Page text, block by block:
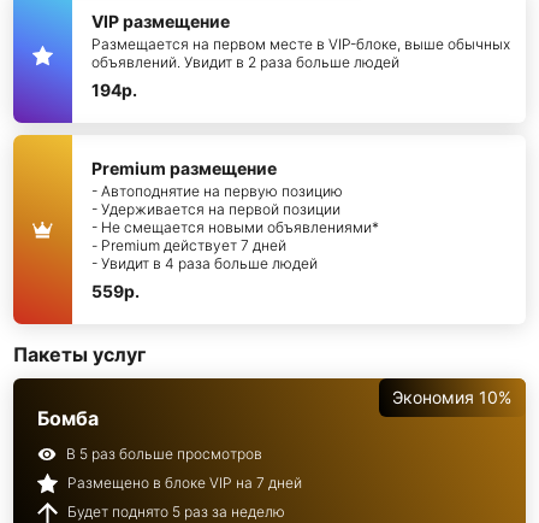
VIP размещение
Размещается на первом месте в VIP-блоке, выше обычных
объявлений. Увидит в 2 раза больше людей
194р.
Premium размещение
- Автоподнятие на первую позицию
- Удерживается на первой позиции
- Не смещается новыми объявлениями*
- Premium действует 7 дней
- Увидит в 4 раза больше людей
559р.
Пакеты услуг
Экономия 10%
Бомба
В 5 раз больше просмотров
Размещено в блоке VIP на 7 дней
Будет поднято 5 раз за неделю